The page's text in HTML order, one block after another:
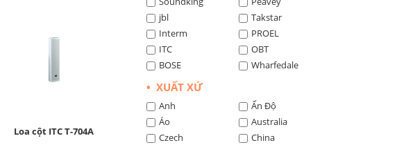
Loa cột ITC T-704A
jbl
Takstar
Interm
PROEL
ITC
OBT
BOSE
Wharfedale
• XUẤT XỨ
Anh
Ấn Độ
Áo
Australia
Czech
China